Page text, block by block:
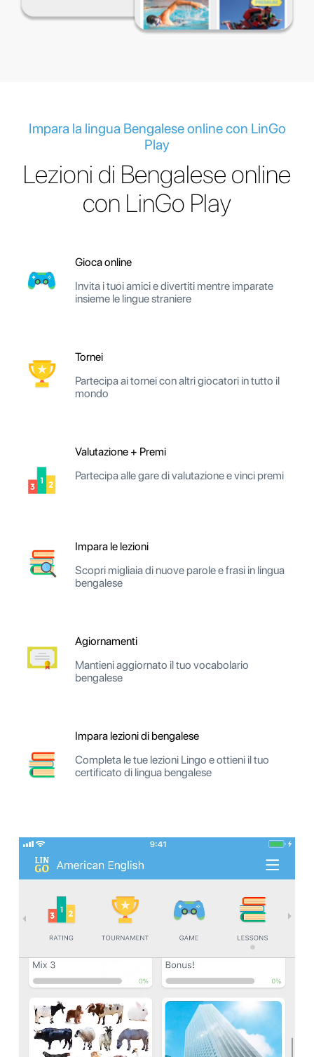
Impara la lingua Bengalese online con LinGo
Play
Lezioni di Bengalese online
con LinGo Play
Gioca online
Invita i tuoi amici e divertiti mentre imparate
insieme le lingue straniere
Tornei
Partecipa ai tornei con altri giocatori in tutto il
mondo
Valutazione + Premi
Partecipa alle gare di valutazione e vinci premi
Impara le lezioni
Scopri migliaia di nuove parole e frasi in lingua
bengalese
Agiornamenti
Mantieni aggiornato il tuo vocabolario
bengalese
Impara lezioni di bengalese
Completa le tue lezioni Lingo e ottieni il tuo
certificato di lingua bengalese